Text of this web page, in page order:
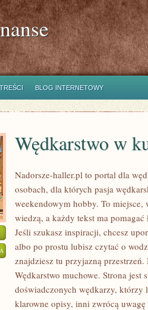
BLOG INTERNETOWY
WĘDKARSTWO
KULTURZE
Wędkarstwo w
Nadorsze-haller.pl to portal dla
osobach, dla których pasja
weekendowym hobby. To miejsce,
wiedzą, a każdy tekst ma
Jeśli szukasz inspiracji, chcesz
albo po prostu lubisz czytać o
znajdziesz tu przyjazną
Wędkarstwo muchowe. Strona jest
doświadczonych wędkarzy, którzy
klarowne opisy, inni zwrócą